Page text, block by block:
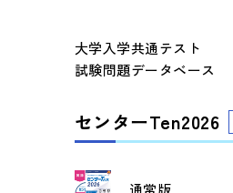
大学入学共通テスト
試験問題データベース
センターTen2026
通常版